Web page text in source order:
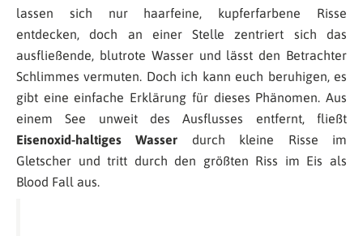
lassen sich nur haarfeine, kupferfarbene Risse
entdecken, doch an einer Stelle zentriert sich das
ausfließende, blutrote Wasser und lässt den Betrachter
Schlimmes vermuten. Doch ich kann euch beruhigen, es
gibt eine einfache Erklärung für dieses Phänomen. Aus
einem See unweit des Ausflusses entfernt, fließt
Eisenoxid-haltiges Wasser durch kleine Risse im
Gletscher und tritt durch den größten Riss im Eis als
Blood Fall aus.